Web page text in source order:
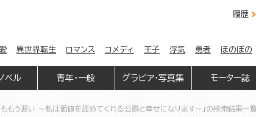
履歴
異世界転生 ロマンス コメディ 王子 浮気 勇者 ほのぼの
ベル 青年・一般 グラビア・写真集 モーター誌
もう遅い ～私は価値を認めてくれる公爵と幸せになります～」の検索結果一覧